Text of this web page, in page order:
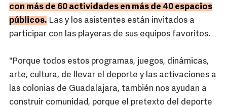
con más de 60 actividades en más de 40 espacios
públicos. Las y los asistentes están invitados a
participar con las playeras de sus equipos favoritos.
"Porque todos estos programas, juegos, dinámicas,
arte, cultura, de llevar el deporte y las activaciones a
las colonias de Guadalajara, también nos ayudan a
construir comunidad, porque el pretexto del deporte